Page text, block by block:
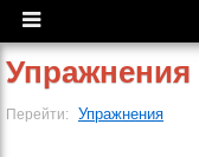
Упражнения
Перейти: Упражнения